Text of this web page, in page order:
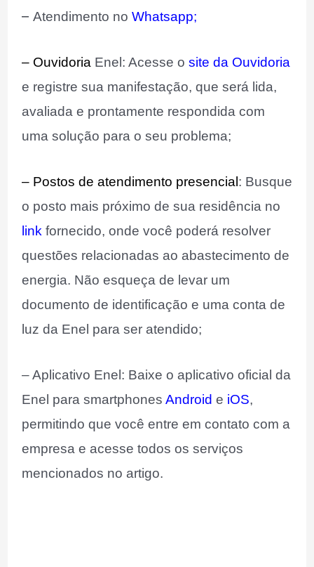
– Atendimento no Whatsapp;
– OuvidoriaEnel: Acesse o site da Ouvidoria
e registre sua manifestação, que será lida,
avaliada e prontamente respondida com
uma solução para o seu problema;
– Postos de atendimento presencial : Busque
o posto mais próximo de sua residência no
linkfornecido, onde você poderá resolver
questões relacionadas ao abastecimento de
energia. Não esqueça de levar um
documento de identificação e uma conta de
luz da Enel para ser atendido;
– Aplicativo Enel: Baixe o aplicativo oficial da
Enel para smartphones Android e iOS,
permitindo que você entre em contato com a
empresa e acesse todos os serviços
mencionados no artigo.